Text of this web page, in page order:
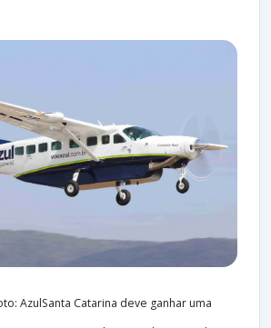
AzulSanta Catarina deve ganhar uma